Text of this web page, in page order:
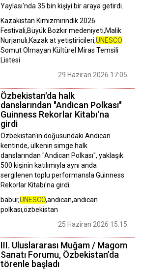
Yaylası'nda 35 bin kişiyi bir araya getirdi.
Kazakistan Kımızmırındık 2026
Festivali,Büyük Bozkır medeniyeti,Malik
Nurjanulı,Kazak at yetiştiricileri,UNESCO
Somut Olmayan Kültürel Miras Temsili
Listesi
29 Haziran 2026 17:05
Özbekistan'da halk
danslarından "Andican Polkası"
Guinness Rekorlar Kitabı'na
girdi
Özbekistan'ın doğusundaki Andican
kentinde, ülkenin simge halk
danslarından "Andican Polkası", yaklaşık
500 kişinin katılımıyla aynı anda
sergilenen toplu performansla Guinness
Rekorlar Kitabı'na girdi.
babür,UNESCO,andican,andican
polkası,özbekistan
25 Haziran 2026 15:15
III. Uluslararası Muğam / Magom
Sanatı Forumu, Özbekistan’da
törenle başladı